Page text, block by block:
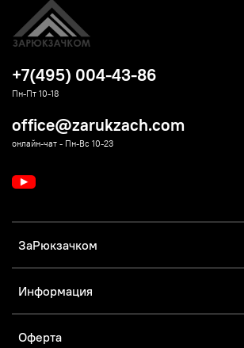
ЗаРюкзачком
Информация
Оферта
+7(495) 004-43-86
Пн-Пт 10-18
office@zarukzach.com
онлайн-чат - Пн-Вс 10-23